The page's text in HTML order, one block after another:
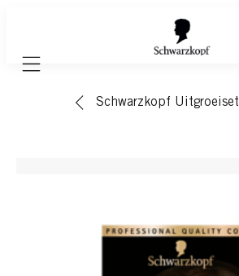
Mobile navigation
Schwarzkopf Uitgroeiset